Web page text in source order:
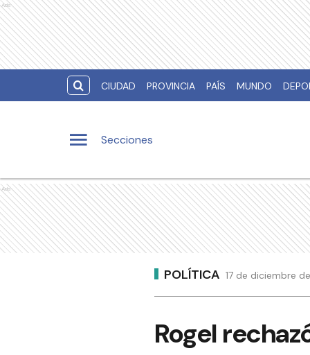
Ads
CIUDAD PROVINCIA PAÍS MUNDO
Secciones
Ads
POLÍTICA 17 de diciembre
Rogel